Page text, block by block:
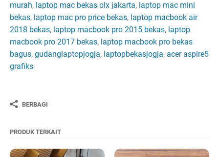
murah, laptop mac bekas olx jakarta, laptop mac mini
bekas, laptop mac pro price bekas, laptop macbook air
2018 bekas, laptop macbook pro 2015 bekas, laptop
macbook pro 2017 bekas, laptop macbook pro bekas
bagus, gudanglaptopjogja, laptopbekasjogja, acer aspire5
grafiks
BERBAGI
PRODUK TERKAIT